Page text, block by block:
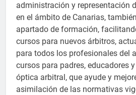
administración y representación
en el ámbito de Canarias,
apartado de formación,
cursos para nuevos árbitros,
para todos los profesionales del
cursos para padres, educadores
óptica arbitral, que ayude y
asimilación de las normativas